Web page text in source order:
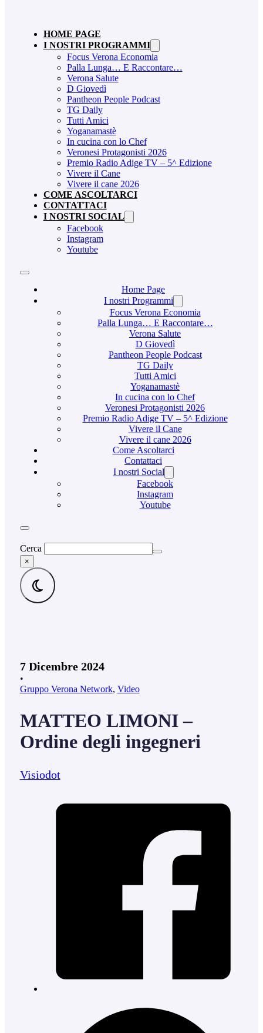
HOME PAGE
I NOSTRI PROGRAMMI
Focus Verona Economia
Palla Lunga… E Raccontare…
Verona Salute
D Giovedì
Pantheon People Podcast
TG Daily
Tutti Amici
Yoganamastè
In cucina con lo Chef
Veronesi Protagonisti 2026
Premio Radio Adige TV – 5^ Edizione
Vivere il Cane
Vivere il cane 2026
COME ASCOLTARCI
CONTATTACI
I NOSTRI SOCIAL
Facebook
Instagram
Youtube
Home Page
I nostri Programmi
Focus Verona Economia
Palla Lunga… E Raccontare…
Verona Salute
D Giovedì
Pantheon People Podcast
TG Daily
Tutti Amici
Yoganamastè
In cucina con lo Chef
Veronesi Protagonisti 2026
Premio Radio Adige TV – 5^ Edizione
Vivere il Cane
Vivere il cane 2026
Come Ascoltarci
Contattaci
I nostri Social
Facebook
Instagram
Youtube
Cerca
×
7 Dicembre 2024
•
Gruppo Verona Network, Video
MATTEO LIMONI –
Ordine degli ingegneri
Visiodot